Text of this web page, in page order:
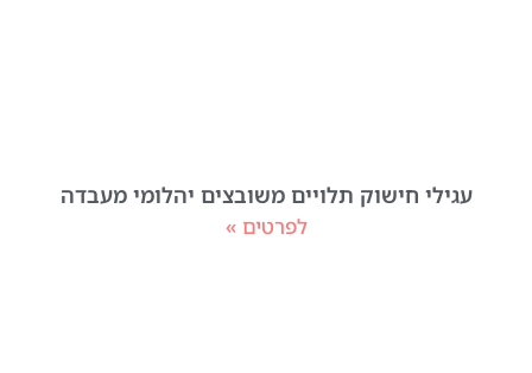
עגילי חישוק תלויים משובצים יהלומי מעבדה
לפרטים »